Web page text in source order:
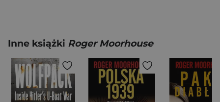
Inne książki Roger Moorhouse